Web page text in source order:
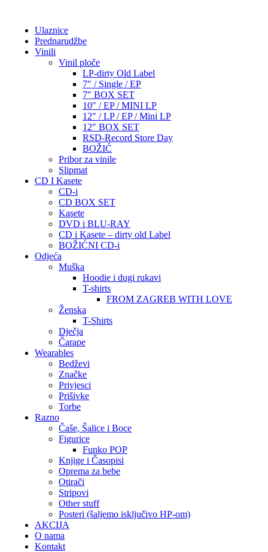
Ulaznice
Prednarudžbe
Vinili
Vinil ploče
LP-dirty Old Label
7″ / Single / EP
7″ BOX SET
10″ / EP / MINI LP
12″ / LP / EP / Mini LP
12″ BOX SET
RSD-Record Store Day
BOŽIĆ
Pribor za vinile
Slipmat
CD I Kasete
CD-i
CD BOX SET
Kasete
DVD i BLU-RAY
CD i Kasete – dirty old Label
BOŽIĆNI CD-i
Odjeća
Muška
Hoodie i dugi rukavi
T-shirts
FROM ZAGREB WITH LOVE
Ženska
T-Shirts
Dječja
Čarape
Wearables
Bedževi
Značke
Privjesci
Prišivke
Torbe
Razno
Čaše, Šalice i Boce
Figurice
Funko POP
Knjige i Časopisi
Oprema za bebe
Otirači
Stripovi
Other stuff
Posteri (šaljemo isključivo HP-om)
AKCIJA
O nama
Kontakt